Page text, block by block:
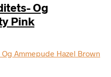
Og
Pink